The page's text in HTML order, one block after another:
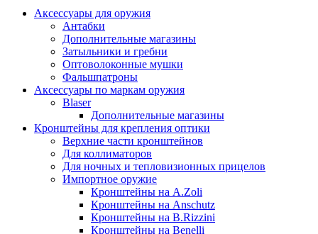
Аксессуары для оружия
Антабки
Дополнительные магазины
Затыльники и гребни
Оптоволоконные мушки
Фальшпатроны
Аксессуары по маркам оружия
Blaser
Дополнительные магазины
Кронштейны для крепления оптики
Верхние части кронштейнов
Для коллиматоров
Для ночных и тепловизионных прицелов
Импортное оружие
Кронштейны на A.Zoli
Кронштейны на Anschutz
Кронштейны на B.Rizzini
Кронштейны на Benelli